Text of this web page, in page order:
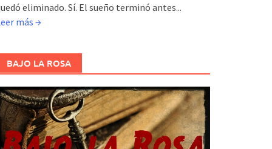
eliminado. Sí. El sueño terminó antes...
más →
BAJO LA ROSA